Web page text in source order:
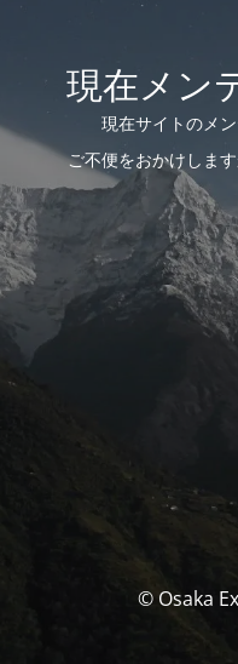
現在メン
現在サイトのメ
ご不便をおかけしま
© Osaka